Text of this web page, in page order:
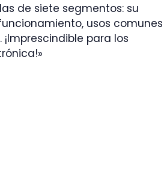
de siete segmentos: su
usos comunes
para los